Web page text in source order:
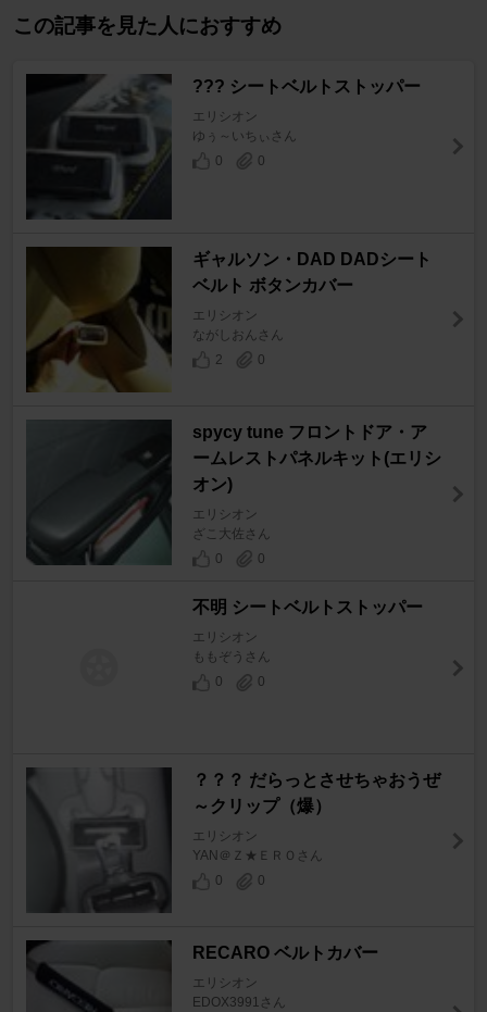
この記事を見た人におすすめ
??? シートベルトストッパー
エリシオン
ゆぅ～いちぃさん
0
0
ギャルソン・DAD DADシート
ベルト ボタンカバー
エリシオン
ながしおんさん
2
0
spycy tune フロントドア・ア
ームレストパネルキット(エリシ
オン)
エリシオン
ざこ大佐さん
0
0
不明 シートベルトストッパー
エリシオン
ももぞうさん
0
0
？？？ だらっとさせちゃおうぜ
～クリップ（爆）
エリシオン
YAN＠Ｚ★ＥＲＯさん
0
0
RECARO ベルトカバー
エリシオン
EDOX3991さん